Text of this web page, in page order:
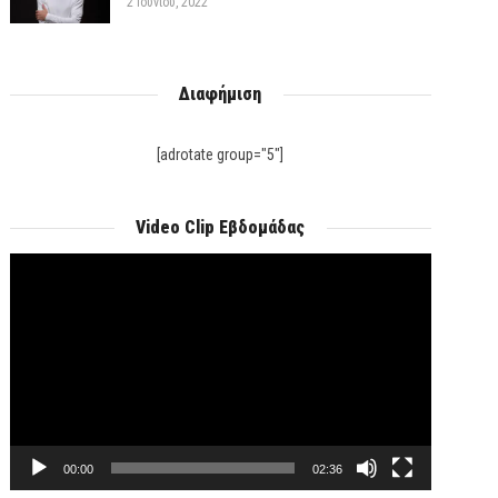
Διαφήμιση
[adrotate group="5"]
Video Clip Εβδομάδας
00:00 02:36